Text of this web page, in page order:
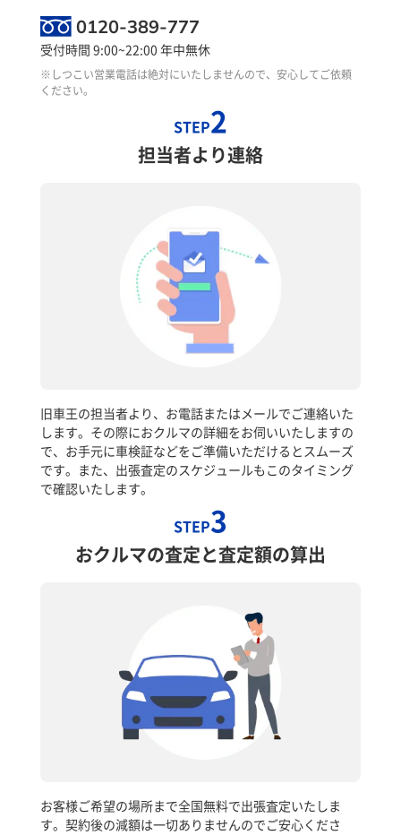
0120-389-777
受付時間 9:00~22:00 年中無休
※しつこい営業電話は絶対にいたしませんので、安心してご依頼
ください。
STEP2
担当者より連絡
旧車王の担当者より、お電話またはメールでご連絡いた
します。その際におクルマの詳細をお伺いいたしますの
で、お手元に車検証などをご準備いただけるとスムーズ
です。また、出張査定のスケジュールもこのタイミング
で確認いたします。
STEP3
おクルマの査定と査定額の算出
お客様ご希望の場所まで全国無料で出張査定いたしま
す。契約後の減額は一切ありませんのでご安心くださ